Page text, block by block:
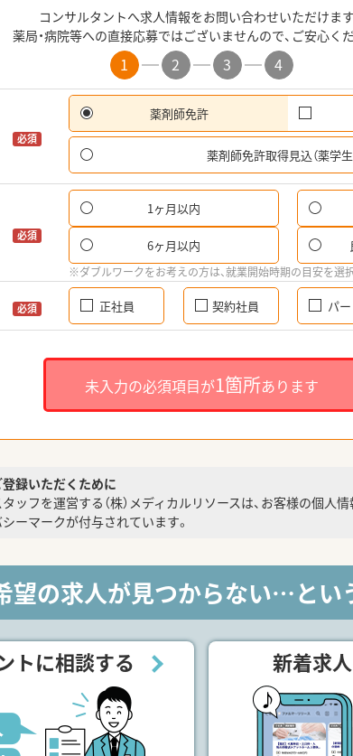
コンサルタントへ求人情報をお問い合わせいただけます
薬局・病院等への直接応募ではございませんので、ご安心くだ
1 2 3 4
必須
薬剤師免許
薬剤師免許取得見込（薬学生
必須
1ヶ月以内
6ヶ月以内
※ダブルワークをお考えの方は、就業開始時期の目安を選
必須 正社員 契約社員 パ
未入力の必須項目が1箇所あります
録いただくために
ッフを運営する（株）メディカルリソースは、お客様の個人
ーマークが付与されています。
望の求人が見つからない…とい
トに相談する 新着求